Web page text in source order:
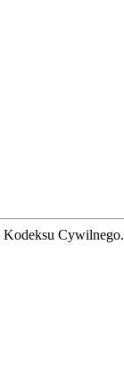
Kodeksu Cywilnego.